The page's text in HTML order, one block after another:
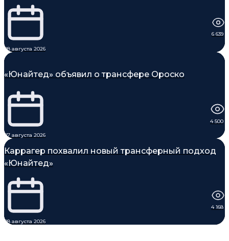
08 августа 2026
6 639
«Юнайтед» объявил о трансфере Ороско
07 августа 2026
4 500
Каррагер похвалил новый трансферный подход
«Юнайтед»
08 августа 2026
4 168